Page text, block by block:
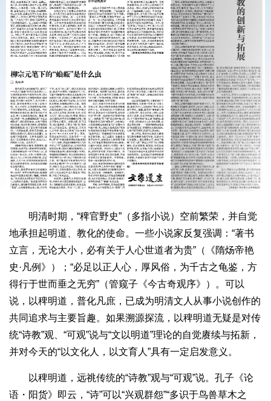
明清时期，“稗官野史”（多指小说）空前繁荣，并自觉
地承担起明道、教化的使命。一些小说家反复强调：“著书
立言，无论大小，必有关于人心世道者为贵”（《隋炀帝艳
史·凡例》）；“必足以正人心，厚风俗，为千古之龟鉴，方
得行于世而垂之无穷”（管窥子《今古奇观序》）。可以
说，以稗明道，普化凡庶，已成为明清文人从事小说创作的
共同追求与主要旨趣。如果溯源探流，以稗明道无疑是对传
统“诗教”观、“可观”说与“文以明道”理论的自觉赓续与拓新，
并对今天的“以文化人，以文育人”具有一定启发意义。
以稗明道，远祧传统的“诗教”观与“可观”说。孔子《论
语・阳货》即云，“诗”可以“兴观群怨”“多识于鸟兽草木之